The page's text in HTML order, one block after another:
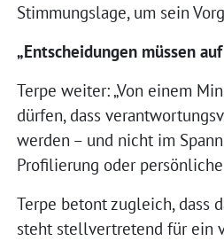
Stimmungslage, um sein
„Entscheidungen müssen
Terpe weiter: „Von einem
dürfen, dass
werden – und nicht im
Profilierung oder
Terpe betont zugleich, dass
steht stellvertretend für ein